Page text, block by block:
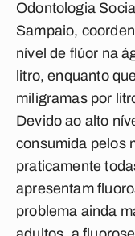
Odontologia
Sampaio,
nível de flúor na
litro, enquanto
miligramas por
Devido ao alto
consumida pelos
praticamente
apresentam
problema ainda